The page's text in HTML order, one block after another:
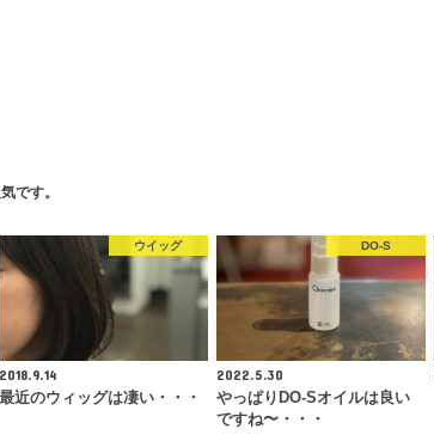
です。
ウイッグ
2018.9.14
最近のウィッグは凄い・・・
DO-S
2022.5.30
やっぱりDO-Sオイルは良い
ですね〜・・・